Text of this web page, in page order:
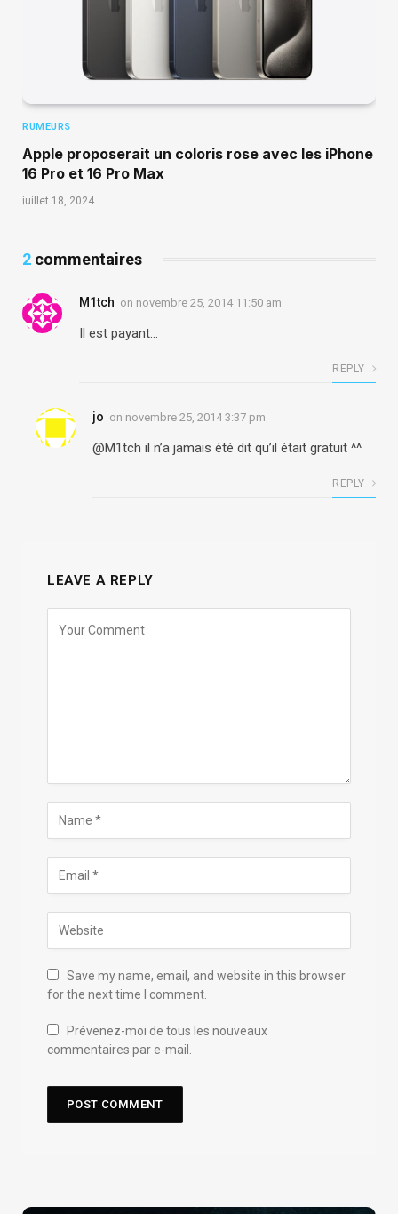
RUMEURS
Apple proposerait un coloris rose avec les iPhone
16 Pro et 16 Pro Max
juillet 18, 2024
2 commentaires
M1tch on novembre 25, 2014 11:50 am
Il est payant…
REPLY
jo on novembre 25, 2014 3:37 pm
@M1tch il n’a jamais été dit qu’il était gratuit ^^
REPLY
LEAVE A REPLY
Save my name, email, and website in this browser
for the next time I comment.
Prévenez-moi de tous les nouveaux
commentaires par e-mail.